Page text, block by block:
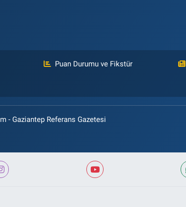
Puan Durumu ve Fikstür
- Gaziantep Referans Gazetesi